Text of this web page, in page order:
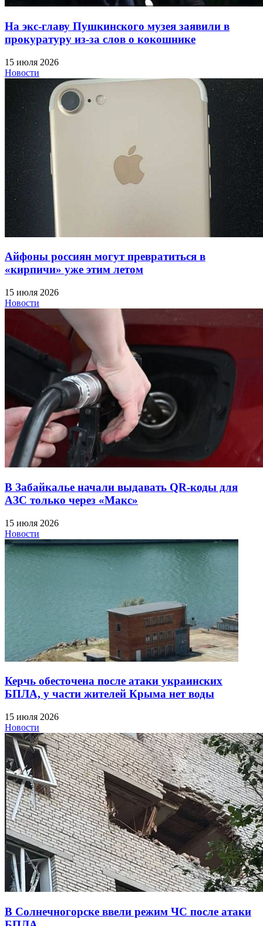
На экс-главу Пушкинского музея заявили в
прокуратуру из-за слов о кокошнике
15 июля 2026
Новости
Айфоны россиян могут превратиться в
«кирпичи» уже этим летом
15 июля 2026
Новости
В Забайкалье начали выдавать QR-коды для
АЗС только через «Макс»
15 июля 2026
Новости
Керчь обесточена после атаки украинских
БПЛА, у части жителей Крыма нет воды
15 июля 2026
Новости
В Солнечногорске ввели режим ЧС после атаки